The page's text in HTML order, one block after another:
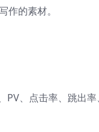
的素材。
、点击率、跳出率、